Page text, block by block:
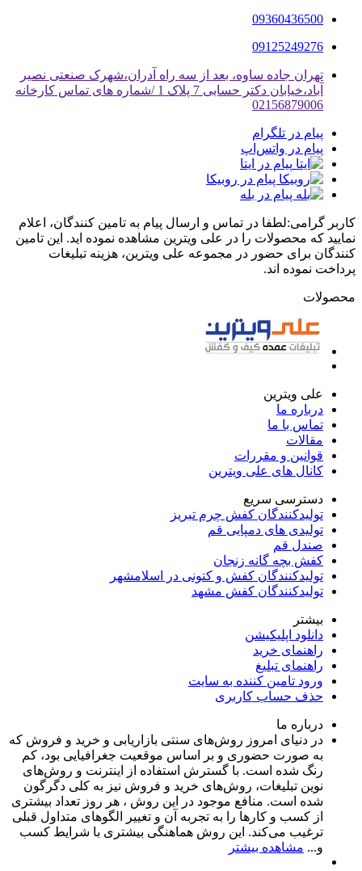
09360436500
09125249276
تهران جاده ساوه، بعد از سه راه آدران،شهرک صنعتی نصیر
آباد،خیابان دکتر حسابی 7 پلاک 1 /شماره های تماس کارخانه
02156879006
پیام در تلگرام
پیام در واتس‌اپ
پیام در ایتا
پیام در روبیکا
پیام در بله
کاربر گرامی:لطفا در تماس و ارسال پیام به تامین کنندگان، اعلام
نمایید که محصولات را در علی ویترین مشاهده نموده اید. این تامین
کنندگان برای حضور در مجموعه علی ویترین، هزینه تبلیغات
پرداخت نموده اند.
محصولات
علی ویترین
درباره ما
تماس با ما
مقالات
قوانین و مقررات
کانال های علی ویترین
دسترسی سریع
تولیدکنندگان کفش چرم تبریز
تولیدی های دمپایی قم
صندل قم
کفش بچه گانه زنجان
تولیدکنندگان کفش و کتونی در اسلامشهر
تولیدکنندگان کفش مشهد
بیشتر
دانلود اپلیکیشن
راهنمای خرید
راهنمای تبلیغ
ورود تامین کننده به سایت
حذف حساب کاربری
درباره ما
در دنیای امروز روش‌های سنتی بازاریابی و خرید و فروش که
به صورت حضوری و بر اساس موقعیت جغرافیایی بود، کم
رنگ شده است. با گسترش استفاده از اینترنت و روش‌های
نوین تبلیغات، روش‌های خرید و فروش نیز به کلی دگرگون
شده است. منافع موجود در این روش ، هر روز تعداد بیشتری
از کسب و کارها را به تجربه‌ آن و تغییر الگوهای متداول قبلی
ترغیب می‌کند. این روش هماهنگی بیشتری با شرایط کسب
و... مشاهده بیشتر